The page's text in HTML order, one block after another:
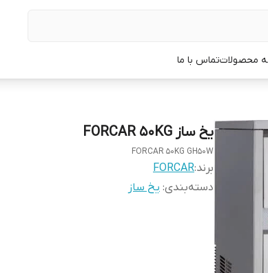
محصولاتتماس با ما
یخ ساز FORCAR 50KG
FORCAR 50KG GH50W
برند:FORCAR
دسته‌بندی: یخ ساز